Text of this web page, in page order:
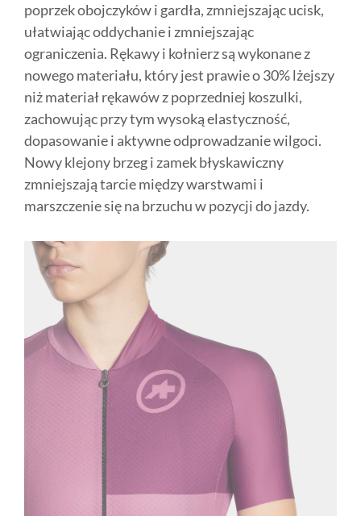
poprzek obojczyków i gardła, zmniejszając ucisk,
ułatwiając oddychanie i zmniejszając
ograniczenia. Rękawy i kołnierz są wykonane z
nowego materiału, który jest prawie o 30% lżejszy
niż materiał rękawów z poprzedniej koszulki,
zachowując przy tym wysoką elastyczność,
dopasowanie i aktywne odprowadzanie wilgoci.
Nowy klejony brzeg i zamek błyskawiczny
zmniejszają tarcie między warstwami i
marszczenie się na brzuchu w pozycji do jazdy.